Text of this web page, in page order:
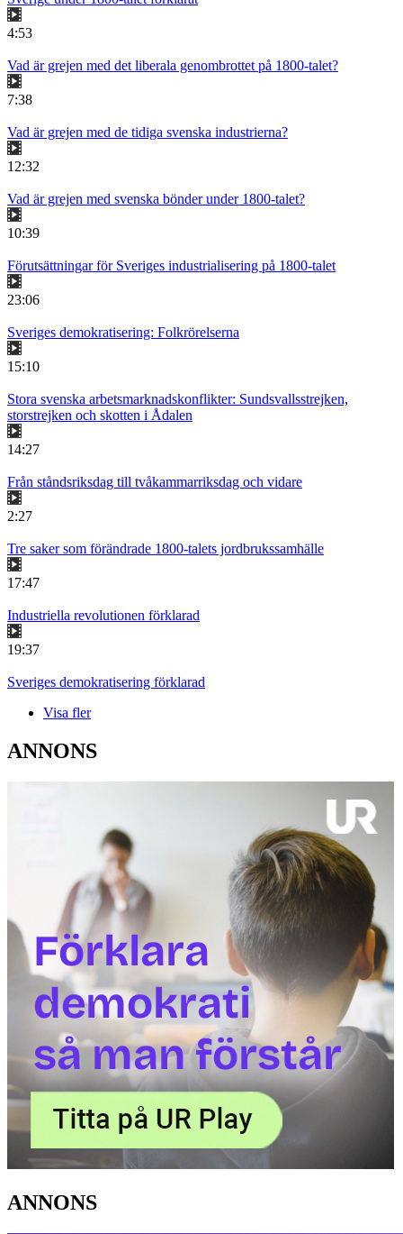
4:53
Vad är grejen med det liberala genombrottet på 1800-talet?
7:38
Vad är grejen med de tidiga svenska industrierna?
12:32
Vad är grejen med svenska bönder under 1800-talet?
10:39
Förutsättningar för Sveriges industrialisering på 1800-talet
23:06
Sveriges demokratisering: Folkrörelserna
15:10
Stora svenska arbetsmarknadskonflikter: Sundsvallsstrejken,
storstrejken och skotten i Ådalen
14:27
Från ståndsriksdag till tvåkammarriksdag och vidare
2:27
Tre saker som förändrade 1800-talets jordbrukssamhälle
17:47
Industriella revolutionen förklarad
19:37
Sveriges demokratisering förklarad
Visa fler
ANNONS
ANNONS